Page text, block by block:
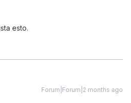
esto.
Forum|Forum|2 months ago